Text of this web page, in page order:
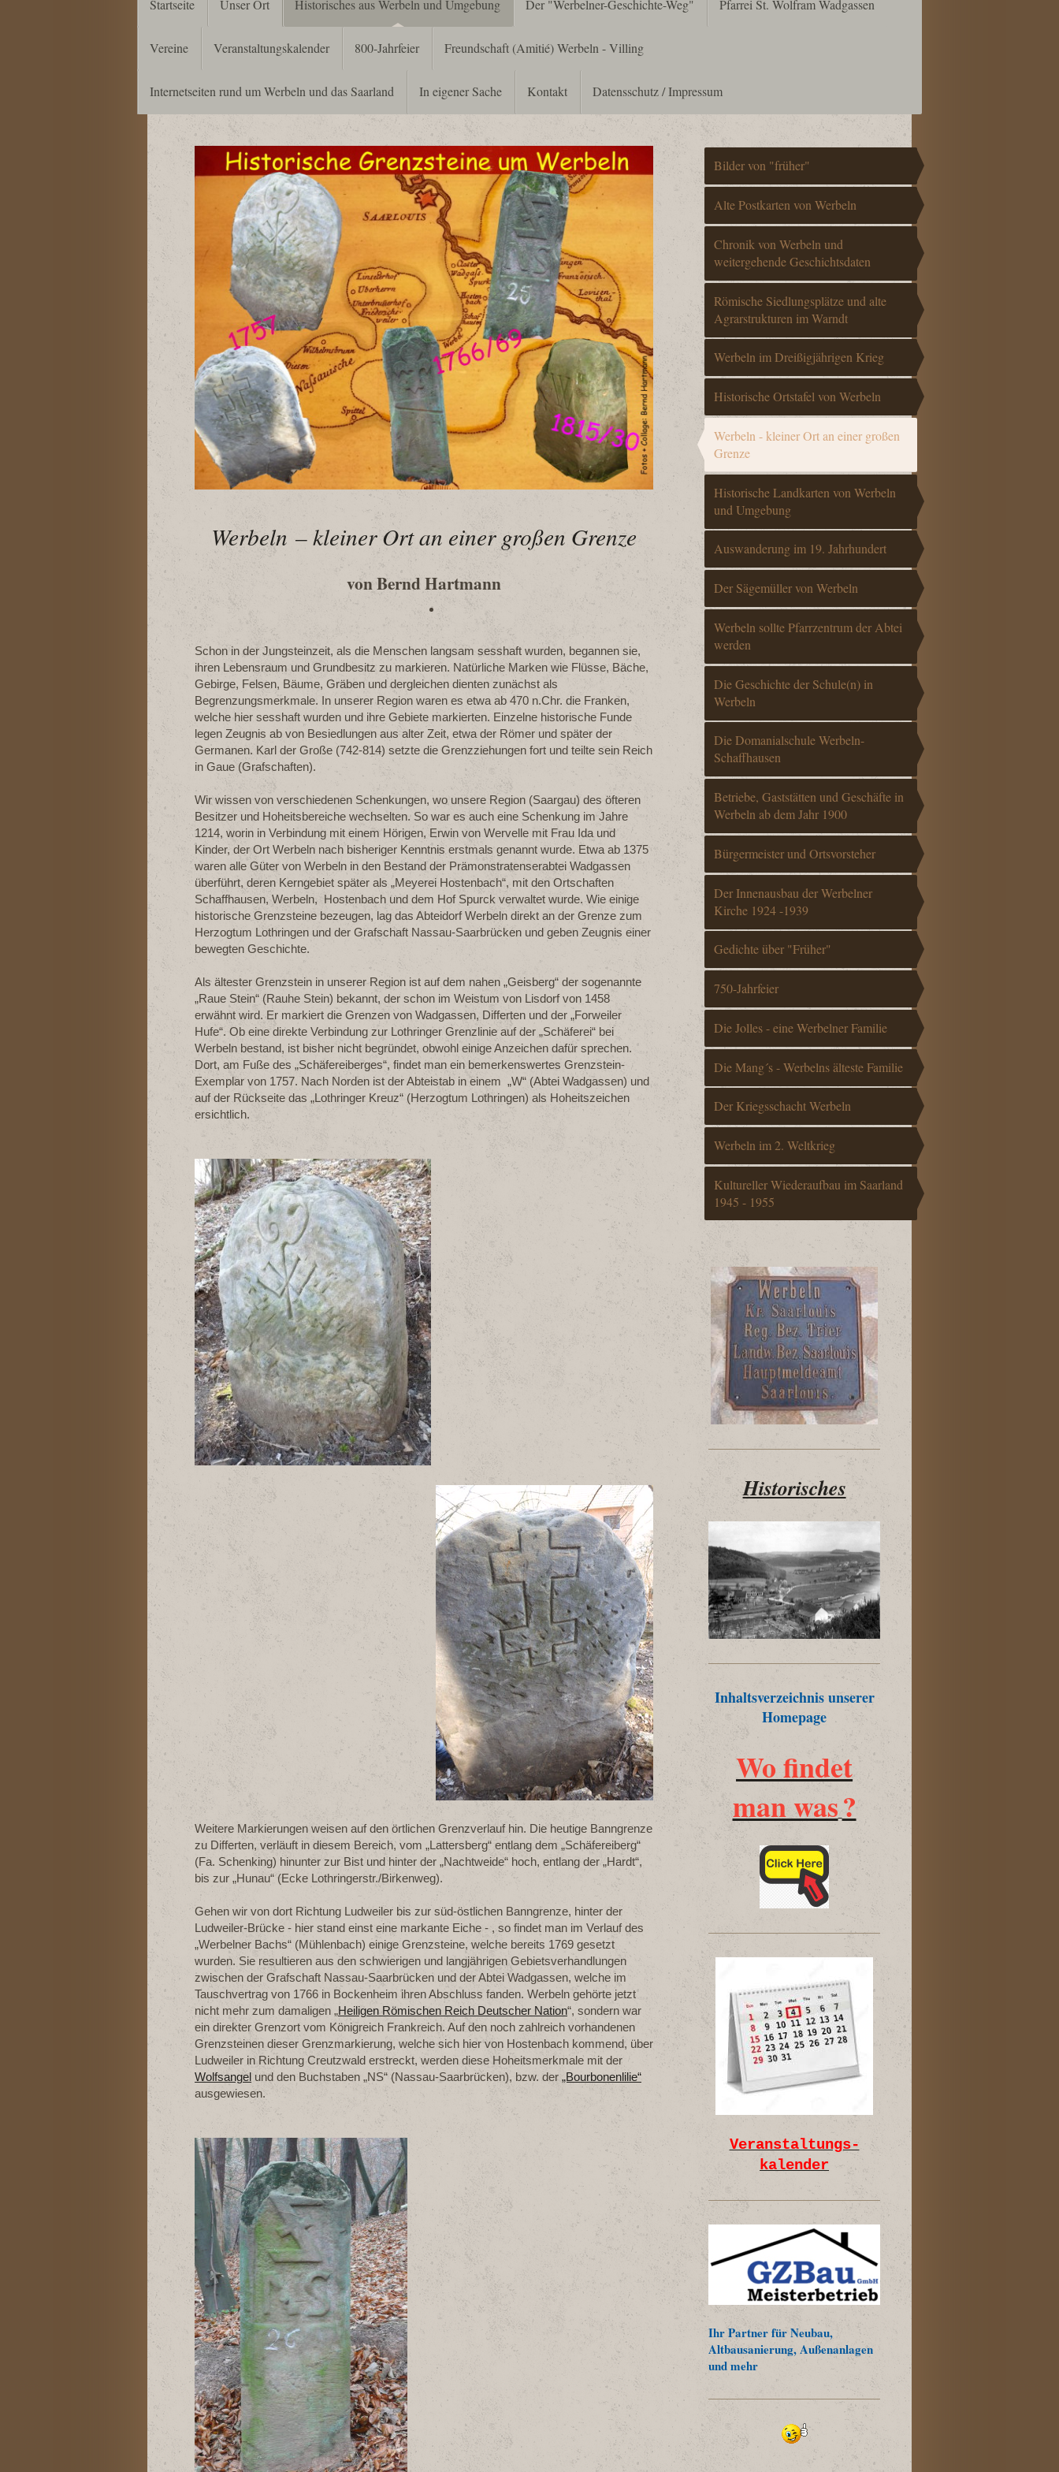
Startseite Unser Ort Historisches aus Werbeln und Umgebung Der "Werbelner-Geschichte-Weg" Pfarrei St. Wolfram Wadgassen
Vereine Veranstaltungskalender 800-Jahrfeier Freundschaft (Amitié) Werbeln - Villing
Internetseiten rund um Werbeln und das Saarland In eigener Sache Kontakt Datensschutz / Impressum
Werbeln – kleiner Ort an einer großen Grenze
von Bernd Hartmann
Schon in der Jungsteinzeit, als die Menschen langsam sesshaft wurden, begannen sie,
ihren Lebensraum und Grundbesitz zu markieren. Natürliche Marken wie Flüsse, Bäche,
Gebirge, Felsen, Bäume, Gräben und dergleichen dienten zunächst als
Begrenzungsmerkmale. In unserer Region waren es etwa ab 470 n.Chr. die Franken,
welche hier sesshaft wurden und ihre Gebiete markierten. Einzelne historische Funde
legen Zeugnis ab von Besiedlungen aus alter Zeit, etwa der Römer und später der
Germanen. Karl der Große (742-814) setzte die Grenzziehungen fort und teilte sein Reich
in Gaue (Grafschaften).
Wir wissen von verschiedenen Schenkungen, wo unsere Region (Saargau) des öfteren
Besitzer und Hoheitsbereiche wechselten. So war es auch eine Schenkung im Jahre
1214, worin in Verbindung mit einem Hörigen, Erwin von Wervelle mit Frau Ida und
Kinder, der Ort Werbeln nach bisheriger Kenntnis erstmals genannt wurde. Etwa ab 1375
waren alle Güter von Werbeln in den Bestand der Prämonstratenserabtei Wadgassen
überführt, deren Kerngebiet später als „Meyerei Hostenbach“, mit den Ortschaften
Schaffhausen, Werbeln, Hostenbach und dem Hof Spurck verwaltet wurde. Wie einige
historische Grenzsteine bezeugen, lag das Abteidorf Werbeln direkt an der Grenze zum
Herzogtum Lothringen und der Grafschaft Nassau-Saarbrücken und geben Zeugnis einer
bewegten Geschichte.
Als ältester Grenzstein in unserer Region ist auf dem nahen „Geisberg“ der sogenannte
„Raue Stein“ (Rauhe Stein) bekannt, der schon im Weistum von Lisdorf von 1458
erwähnt wird. Er markiert die Grenzen von Wadgassen, Differten und der „Forweiler
Hufe“. Ob eine direkte Verbindung zur Lothringer Grenzlinie auf der „Schäferei“ bei
Werbeln bestand, ist bisher nicht begründet, obwohl einige Anzeichen dafür sprechen.
Dort, am Fuße des „Schäfereiberges“, findet man ein bemerkenswertes Grenzstein-
Exemplar von 1757. Nach Norden ist der Abteistab in einem „W“ (Abtei Wadgassen) und
auf der Rückseite das „Lothringer Kreuz“ (Herzogtum Lothringen) als Hoheitszeichen
ersichtlich.
Weitere Markierungen weisen auf den örtlichen Grenzverlauf hin. Die heutige Banngrenze
zu Differten, verläuft in diesem Bereich, vom „Lattersberg“ entlang dem „Schäfereiberg“
(Fa. Schenking) hinunter zur Bist und hinter der „Nachtweide“ hoch, entlang der „Hardt“,
bis zur „Hunau“ (Ecke Lothringerstr./Birkenweg).
Gehen wir von dort Richtung Ludweiler bis zur süd-östlichen Banngrenze, hinter der
Ludweiler-Brücke - hier stand einst eine markante Eiche - , so findet man im Verlauf des
„Werbelner Bachs“ (Mühlenbach) einige Grenzsteine, welche bereits 1769 gesetzt
wurden. Sie resultieren aus den schwierigen und langjährigen Gebietsverhandlungen
zwischen der Grafschaft Nassau-Saarbrücken und der Abtei Wadgassen, welche im
Tauschvertrag von 1766 in Bockenheim ihren Abschluss fanden. Werbeln gehörte jetzt
nicht mehr zum damaligen „Heiligen Römischen Reich Deutscher Nation“, sondern war
ein direkter Grenzort vom Königreich Frankreich. Auf den noch zahlreich vorhandenen
Grenzsteinen dieser Grenzmarkierung, welche sich hier von Hostenbach kommend, über
Ludweiler in Richtung Creutzwald erstreckt, werden diese Hoheitsmerkmale mit der
Wolfsangel und den Buchstaben „NS“ (Nassau-Saarbrücken), bzw. der „Bourbonenlilie“
ausgewiesen.
Bilder von "früher"
Alte Postkarten von Werbeln
Chronik von Werbeln und
weitergehende Geschichtsdaten
Römische Siedlungsplätze und alte
Agrarstrukturen im Warndt
Werbeln im Dreißigjährigen Krieg
Historische Ortstafel von Werbeln
Werbeln - kleiner Ort an einer großen
Grenze
Historische Landkarten von Werbeln
und Umgebung
Auswanderung im 19. Jahrhundert
Der Sägemüller von Werbeln
Werbeln sollte Pfarrzentrum der Abtei
werden
Die Geschichte der Schule(n) in
Werbeln
Die Domanialschule Werbeln-
Schaffhausen
Betriebe, Gaststätten und Geschäfte in
Werbeln ab dem Jahr 1900
Bürgermeister und Ortsvorsteher
Der Innenausbau der Werbelner
Kirche 1924 -1939
Gedichte über "Früher"
750-Jahrfeier
Die Jolles - eine Werbelner Familie
Die Mang´s - Werbelns älteste Familie
Der Kriegsschacht Werbeln
Werbeln im 2. Weltkrieg
Kultureller Wiederaufbau im Saarland
1945 - 1955
Historisches
Inhaltsverzeichnis unserer
Homepage
Wo findet
man was?
Veranstaltungs-
kalender
Ihr Partner für Neubau,
Altbausanierung, Außenanlagen
und mehr